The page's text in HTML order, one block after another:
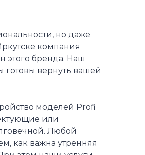
но даже
компания
этого бренда. Наш
вернуть вашей
моделей Profi
или
Любой
как важна утренняя